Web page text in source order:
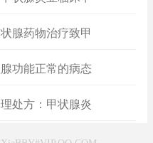
腺药物治疗致甲
功能正常的病态
处方：甲状腺炎